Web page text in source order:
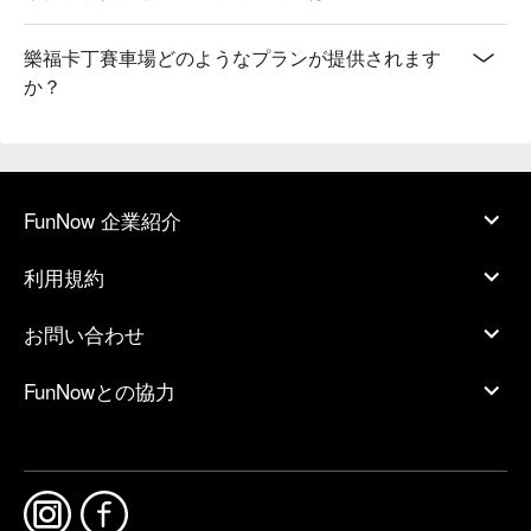
樂福卡丁賽車場どのようなプランが提供されます
か？
FunNow 企業紹介
利用規約
お問い合わせ
FunNowとの協力